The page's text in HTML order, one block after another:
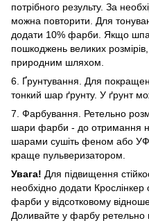
потрібного результу. За
можна повторити. Для
додати 10% фарби. Якщо
пошкоджень великих
природним шляхом.
6. Ґрунтування. Для
тонкий шар ґрунту. У ґрунт
7. Фарбування. Ретельно
шари фарби - до отримання
шарами сушіть феном або
краще пульверизатором.
Увага! Для підвищення
необхідно додати
фарби у відсотковому
Доливайте у фарбу